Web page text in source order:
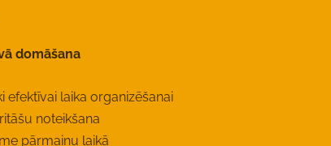
domāšana
efektīvai laika organizēšanai
noteikšana
pārmaiņu laikā